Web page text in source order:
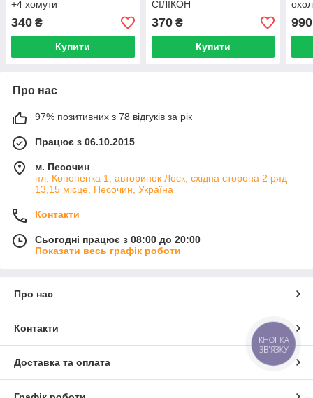
+4 хомути
340 ₴
Купити
СІЛІКОН
370₴
Купити
990
Про нас
97% позитивних з 78 відгуків за рік
Працює з 06.10.2015
м. Песочин
пл. Кононенка 1, авторинок Лоск, східна сторона 2 ряд
13,15 місце, Песочин, Україна
Контакти
Сьогодні працює з 08:00 до 20:00
Показати весь графік роботи
Про нас
Контакти
Доставка та оплата
КНОПКА
ЗВ'ЯЗКУ